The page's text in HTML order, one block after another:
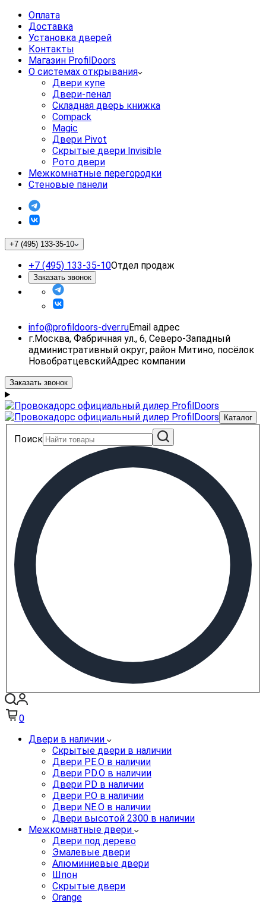
Оплата
Доставка
Установка дверей
Контакты
Магазин ProfilDoors
О системах открывания
Двери купе
Двери-пенал
Складная дверь книжка
Compack
Magic
Двери Pivot
Скрытые двери Invisible
Рото двери
Межкомнатные перегородки
Стеновые панели
+7 (495) 133-35-10
+7 (495) 133-35-10Отдел продаж
Заказать звонок
info@profildoors-dver.ruEmail адрес
г.Москва, Фабричная ул., 6, Северо-Западный
административный округ, район Митино, посёлок
НовобратцевскийАдрес компании
Заказать звонок
Каталог
Поиск
0
Двери в наличии
Скрытые двери в наличии
Двери PE.O в наличии
Двери PD.O в наличии
Двери PD в наличии
Двери P.O в наличии
Двери NE.O в наличии
Двери высотой 2300 в наличии
Межкомнатные двери
Двери под дерево
Эмалевые двери
Алюминиевые двери
Шпон
Скрытые двери
Orange